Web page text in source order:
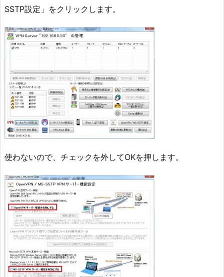
SSTP設定」をクリックします。
使わないので、チェックを外してOKを押します。